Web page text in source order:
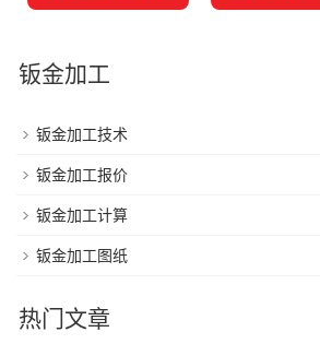
钣金加工
钣金加工技术
钣金加工报价
钣金加工计算
钣金加工图纸
热门文章